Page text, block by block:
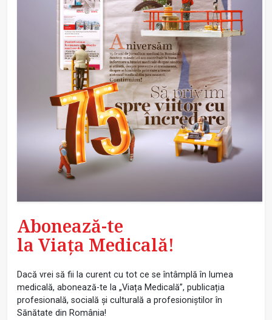
Abonează-te
la Viața Medicală!
Dacă vrei să fii la curent cu tot ce se întâmplă în lumea
medicală, abonează-te la „Viața Medicală”, publicația
profesională, socială și culturală a profesioniștilor în
Sănătate din România!